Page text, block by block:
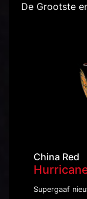
De Grootste
China Red
Supergaaf